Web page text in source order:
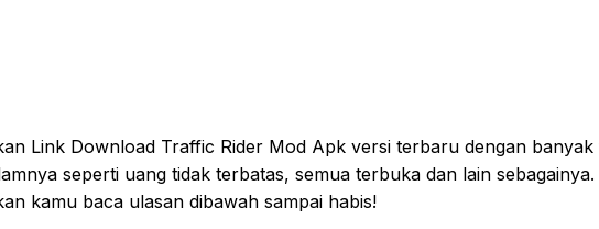
Link Download Traffic Rider Mod Apk versi terbaru dengan
seperti uang tidak terbatas, semua terbuka dan lain sebagainya.
kamu baca ulasan dibawah sampai habis!